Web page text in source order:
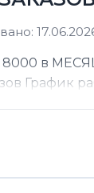
в МЕСЯЦ
График